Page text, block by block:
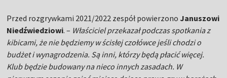
Przed rozgrywkami 2021/2022 zespół powierzono Januszowi
Niedźwiedziowi. – Właściciel przekazał podczas spotkania z
kibicami, że nie będziemy w ścisłej czołówce jeśli chodzi o
budżet i wynagrodzenia. Są inni, którzy będą płacić więcej.
Klub będzie budowany na nieco innych zasadach. W